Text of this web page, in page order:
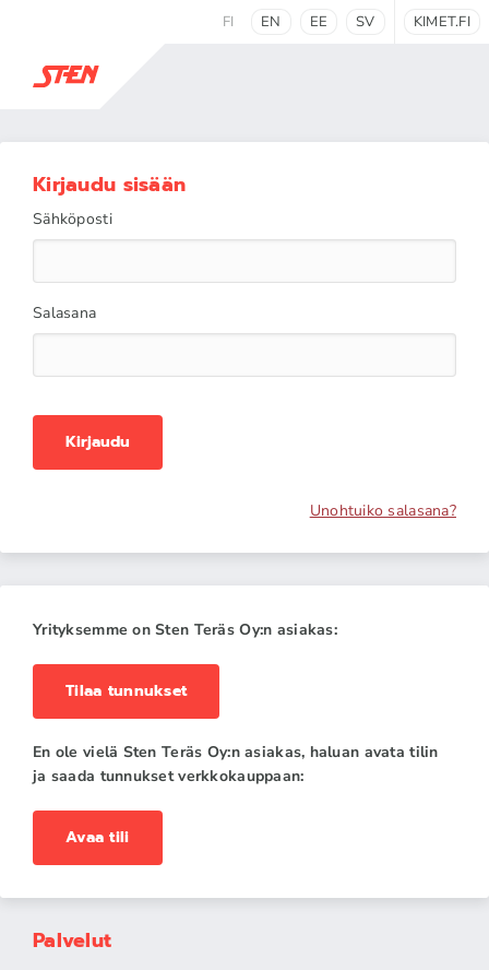
FI EN EE SV KIMET.FI
Kirjaudu sisään
Sähköposti
Salasana
Kirjaudu
Unohtuiko salasana?
Yrityksemme on Sten Teräs Oy:n asiakas:
Tilaa tunnukset
En ole vielä Sten Teräs Oy:n asiakas, haluan avata tilin
ja saada tunnukset verkkokauppaan:
Avaa tili
Palvelut